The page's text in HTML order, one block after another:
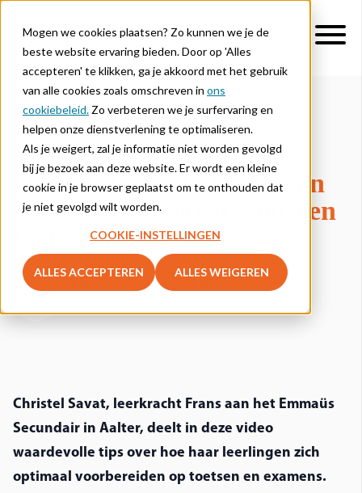
Mogen we cookies plaatsen? Zo kunnen we je de
beste website ervaring bieden. Door op 'Alles
accepteren' te klikken, ga je akkoord met het gebruik
van alle cookies zoals omschreven in ons
cookiebeleid. Zo verbeteren we je surfervaring en
helpen onze dienstverlening te optimaliseren.
Als je weigert, zal je informatie niet worden gevolgd
bij je bezoek aan deze website. Er wordt een kleine
cookie in je browser geplaatst om te onthouden dat
je niet gevolgd wilt worden.
COOKIE-INSTELLINGEN
ALLES ACCEPTEREN ALLES WEIGEREN
FRANS
Hoe studeren de leerlingen
van Christel Savat voor een
toets of examen?
Educatieve uitgeverij Lernova
Christel Savat, leerkracht Frans aan het Emmaüs
Secundair in Aalter, deelt in deze video
waardevolle tips over hoe haar leerlingen zich
optimaal voorbereiden op toetsen en examens.